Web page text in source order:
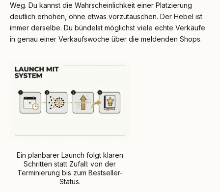
Weg. Du kannst die Wahrscheinlichkeit einer Platzierung
deutlich erhöhen, ohne etwas vorzutäuschen. Der Hebel ist
immer derselbe. Du bündelst möglichst viele echte Verkäufe
in genau einer Verkaufswoche über die meldenden Shops.
Ein planbarer Launch folgt klaren
Schritten statt Zufall: von der
Terminierung bis zum Bestseller-
Status.